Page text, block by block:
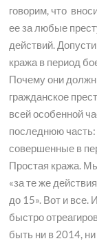
говорим, что
ее за любые
действий.
кража в период
Почему они
гражданское
всей особенной
последнюю часть:
совершенные в
Простая кража.
«за те же
до 15». Вот и все.
быстро
быть ни в 2014,